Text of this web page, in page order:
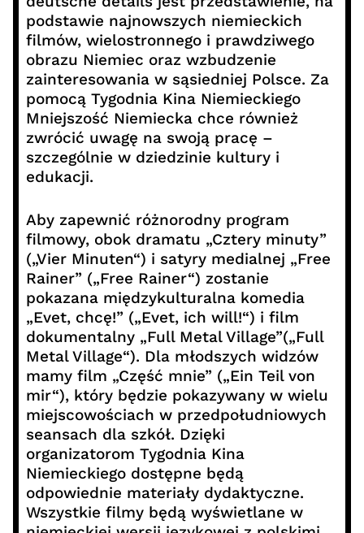
podstawie najnowszych niemieckich
filmów, wielostronnego i prawdziwego
obrazu Niemiec oraz wzbudzenie
zainteresowania w sąsiedniej Polsce. Za
pomocą Tygodnia Kina Niemieckiego
Mniejszość Niemiecka chce również
zwrócić uwagę na swoją pracę –
szczególnie w dziedzinie kultury i
edukacji.
Aby zapewnić różnorodny program
filmowy, obok dramatu „Cztery minuty”
(„Vier Minuten“) i satyry medialnej „Free
Rainer” („Free Rainer“) zostanie
pokazana międzykulturalna komedia
„Evet, chcę!” („Evet, ich will!“) i film
dokumentalny „Full Metal Village”(„Full
Metal Village“). Dla młodszych widzów
mamy film „Część mnie” („Ein Teil von
mir“), który będzie pokazywany w wielu
miejscowościach w przedpołudniowych
seansach dla szkół. Dzięki
organizatorom Tygodnia Kina
Niemieckiego dostępne będą
odpowiednie materiały dydaktyczne.
Wszystkie filmy będą wyświetlane w